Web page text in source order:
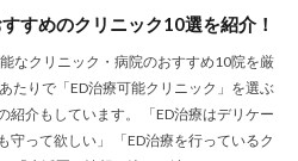
すめのクリニック10選を紹介！
なクリニック・病院のおすすめ10院を厳
たりで「ED治療可能クリニック」を選ぶ
紹介もしています。 「ED治療はデリケー
守って欲しい」 「ED治療を行っているク